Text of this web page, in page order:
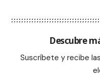
Descubre
Suscríbete y recibe